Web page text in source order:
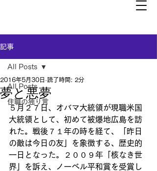
記事
All Posts
住職の独り言
All Posts
夢と悪夢
2016年5月30日 読了時間: 2分
５月２７日、オバマ大統領が現職米国
大統領として、初めて被爆地広島を訪
れた。戦後７１年の時を経て、「昨日
の敵は今日の友」を象徴する、歴史的
一日となった。２００９年「核なき世
界」を訴え、ノーベル平和賞を受賞し